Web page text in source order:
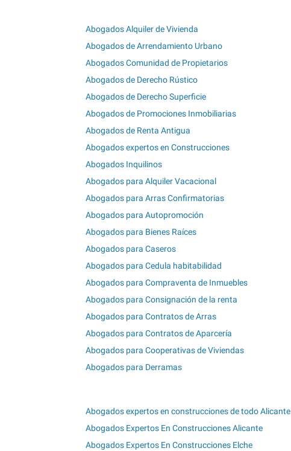
Abogados Alquiler de Vivienda
Abogados de Arrendamiento Urbano
Abogados Comunidad de Propietarios
Abogados de Derecho Rústico
Abogados de Derecho Superficie
Abogados de Promociones Inmobiliarias
Abogados de Renta Antigua
Abogados expertos en Construcciones
Abogados Inquilinos
Abogados para Alquiler Vacacional
Abogados para Arras Confirmatorias
Abogados para Autopromoción
Abogados para Bienes Raíces
Abogados para Caseros
Abogados para Cedula habitabilidad
Abogados para Compraventa de Inmuebles
Abogados para Consignación de la renta
Abogados para Contratos de Arras
Abogados para Contratos de Aparcería
Abogados para Cooperativas de Viviendas
Abogados para Derramas
Abogados expertos en construcciones de todo Alicante
Abogados Expertos En Construcciones Alicante
Abogados Expertos En Construcciones Elche